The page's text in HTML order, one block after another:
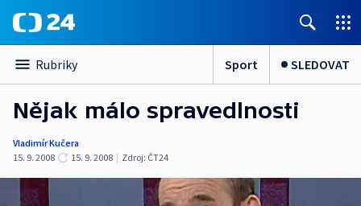
Rubriky Sport SLEDOVAT
Nějak málo spravedlnosti
Vladimír Kučera
15. 9. 2008
15. 9. 2008 | Zdroj: ČT24